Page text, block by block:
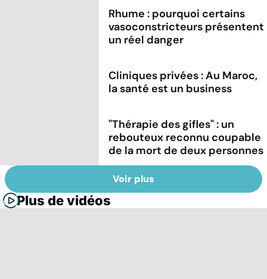
Rhume : pourquoi certains
vasoconstricteurs présentent
un réel danger
Cliniques privées : Au Maroc,
la santé est un business
"Thérapie des gifles" : un
rebouteux reconnu coupable
de la mort de deux personnes
Voir plus
Plus de vidéos